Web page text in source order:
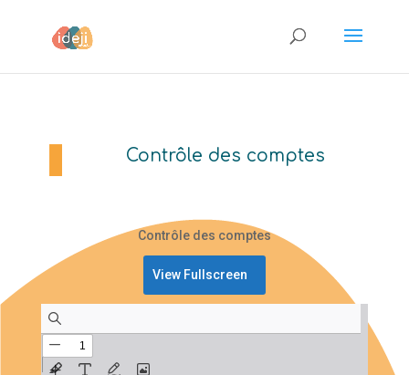
Contrôle des comptes
Contrôle des comptes
View Fullscreen